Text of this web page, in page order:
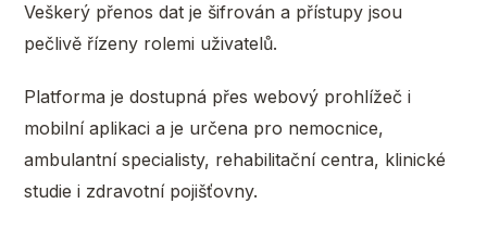
Veškerý přenos dat je šifrován a přístupy jsou
pečlivě řízeny rolemi uživatelů.
Platforma je dostupná přes webový prohlížeč i
mobilní aplikaci a je určena pro nemocnice,
ambulantní specialisty, rehabilitační centra, klinické
studie i zdravotní pojišťovny.